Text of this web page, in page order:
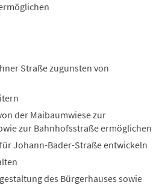
Straße zugunsten von
der Maibaumwiese zur
zur Bahnhofsstraße ermöglichen
Johann-Bader-Straße entwickeln
des Bürgerhauses sowie